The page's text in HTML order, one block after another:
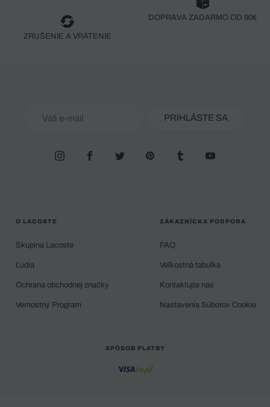
ZRUŠENIE A VRÁTENIE
DOPRAVA ZADARMO OD 90€
PRIHLÁSTE SA
O LACOSTE
Skupina Lacoste
Ľudia
Ochrana obchodnej značky
Vernostný Program
ZÁKAZNÍCKA PODPORA
FAQ
Veľkostná tabuľka
Kontaktujte nás
Nastavenia Súborov Cookie
SPÔSOB PLATBY